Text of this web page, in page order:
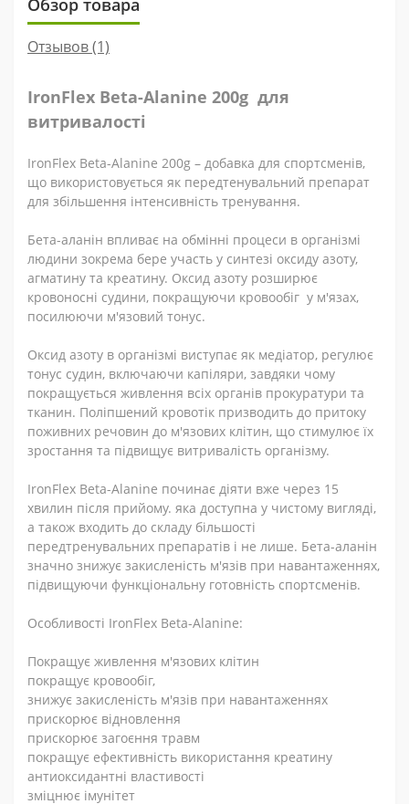
Обзор товара
Отзывов (1)
IronFlex Beta-Alanine 200g для
витривалості
IronFlex Beta-Alanine 200g – добавка для спортсменів,
що використовується як передтенувальний препарат
для збільшення інтенсивність тренування.
Бета-аланін впливає на обмінні процеси в організмі
людини зокрема бере участь у синтезі оксиду азоту,
агматину та креатину. Оксид азоту розширює
кровоносні судини, покращуючи кровообіг у м'язах,
посилюючи м'язовий тонус.
Оксид азоту в організмі виступає як медіатор, регулює
тонус судин, включаючи капіляри, завдяки чому
покращується живлення всіх органів прокуратури та
тканин. Поліпшений кровотік призводить до притоку
поживних речовин до м'язових клітин, що стимулює їх
зростання та підвищує витривалість організму.
IronFlex Beta-Alanine починає діяти вже через 15
хвилин після прийому. яка доступна у чистому вигляді,
а також входить до складу більшості
передтренувальних препаратів і не лише. Бета-аланін
значно знижує закисленість м'язів при навантаженнях,
підвищуючи функціональну готовність спортсменів.
Особливості IronFlex Beta-Alanine:
Покращує живлення м'язових клітин
покращує кровообіг,
знижує закисленість м'язів при навантаженнях
прискорює відновлення
прискорює загоєння травм
покращує ефективність використання креатину
антиоксидантні властивості
зміцнює імунітет